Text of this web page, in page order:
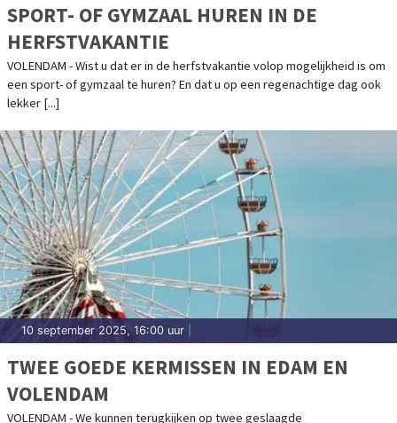
SPORT- OF GYMZAAL HUREN IN DE
HERFSTVAKANTIE
VOLENDAM - Wist u dat er in de herfstvakantie volop mogelijkheid is om
een sport- of gymzaal te huren? En dat u op een regenachtige dag ook
lekker [...]
10 september 2025, 16:00 uur
TWEE GOEDE KERMISSEN IN EDAM EN
VOLENDAM
VOLENDAM - We kunnen terugkijken op twee geslaagde